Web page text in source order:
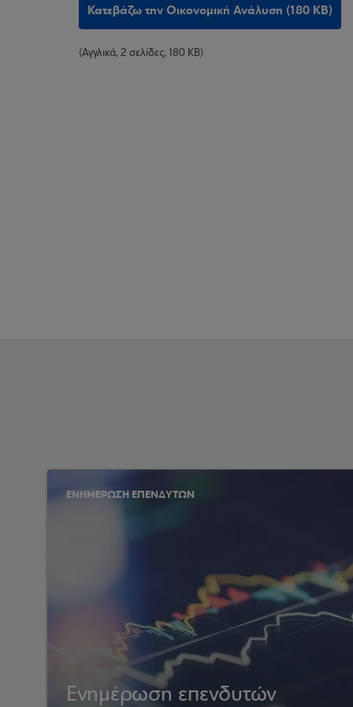
Κατεβάζω την Οικονομική Ανάλυση (180 KB)
(Αγγλικά, 2 σελίδες, 180 KB)
ΕΝΗΜΕΡΩΣΗ ΕΠΕΝΔΥΤΩΝ
Ενημέρωση επενδυτών